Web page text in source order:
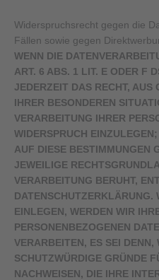
Widerspruchsrecht gegen die
Fällen sowie gegen
WENN DIE
ART. 6 ABS. 1 LIT. E ODER F
JEDERZEIT DAS RECHT, AUS
IHRER BESONDEREN
VERARBEITUNG IHRER
WIDERSPRUCH
AUF DIESE BESTIMMUNGEN
JEWEILIGE
VERARBEITUNG BERUHT,
DATENSCHUTZERKLÄRUNG.
EINLEGEN, WERDEN WIR
PERSONENBEZOGENEN
VERARBEITEN, ES SEI DENN,
SCHUTZWÜRDIGE GRÜNDE
NACHWEISEN, DIE IHRE